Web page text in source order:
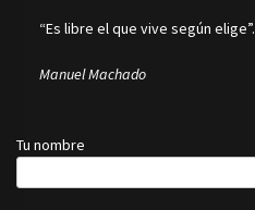
“Es libre el que vive según elige”.
Manuel Machado
Tu nombre